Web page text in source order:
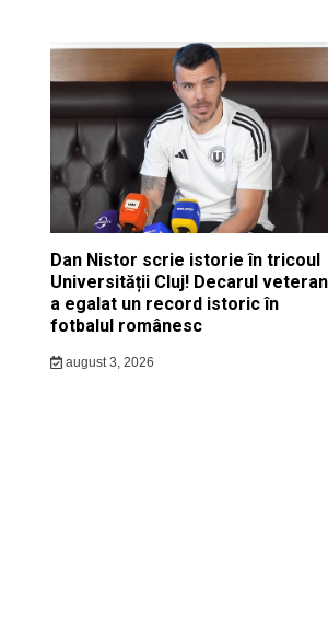
Dan Nistor scrie istorie în tricoul
Universității Cluj! Decarul veteran
a egalat un record istoric în
fotbalul românesc
august 3, 2026